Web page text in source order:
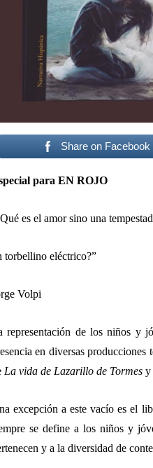
Share on Facebook
para EN ROJO
es el amor sino una
torbellino eléctrico?”
Volpi
representación de los niños y
en diversas producciones
La vida de Lazarillo de Tormes y
excepción a este vacío es el
se define a los niños y
y a la diversidad de